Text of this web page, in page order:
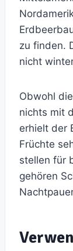
zu finden.
nicht
Obwohl
nichts mit
erhielt der
Früchte
stellen für
gehören